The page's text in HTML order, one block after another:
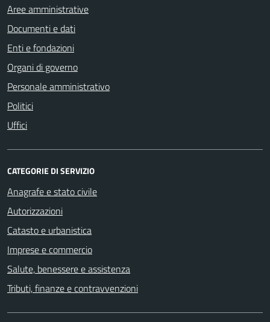
Aree amministrative
Documenti e dati
Enti e fondazioni
Organi di governo
Personale amministrativo
Politici
Uffici
CATEGORIE DI SERVIZIO
Anagrafe e stato civile
Autorizzazioni
Catasto e urbanistica
Imprese e commercio
Salute, benessere e assistenza
Tributi, finanze e contravvenzioni